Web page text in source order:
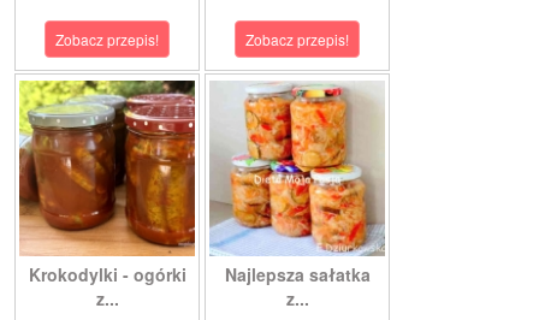
Zobacz przepis! Zobacz przepis!
Krokodylki - ogórki
z...
Najlepsza sałatka
z...